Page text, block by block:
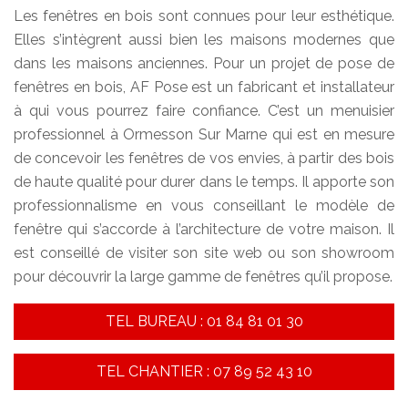
Les fenêtres en bois sont connues pour leur esthétique.
Elles s’intègrent aussi bien les maisons modernes que
dans les maisons anciennes. Pour un projet de pose de
fenêtres en bois, AF Pose est un fabricant et installateur
à qui vous pourrez faire confiance. C’est un menuisier
professionnel à Ormesson Sur Marne qui est en mesure
de concevoir les fenêtres de vos envies, à partir des bois
de haute qualité pour durer dans le temps. Il apporte son
professionnalisme en vous conseillant le modèle de
fenêtre qui s’accorde à l’architecture de votre maison. Il
est conseillé de visiter son site web ou son showroom
pour découvrir la large gamme de fenêtres qu’il propose.
TEL BUREAU : 01 84 81 01 30
TEL CHANTIER : 07 89 52 43 10